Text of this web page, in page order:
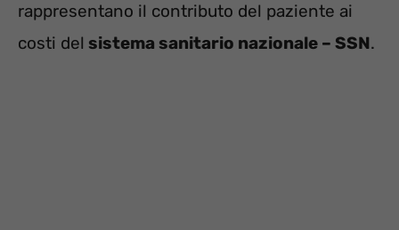
rappresentano il contributo del paziente ai
costi del sistema sanitario nazionale – SSN.